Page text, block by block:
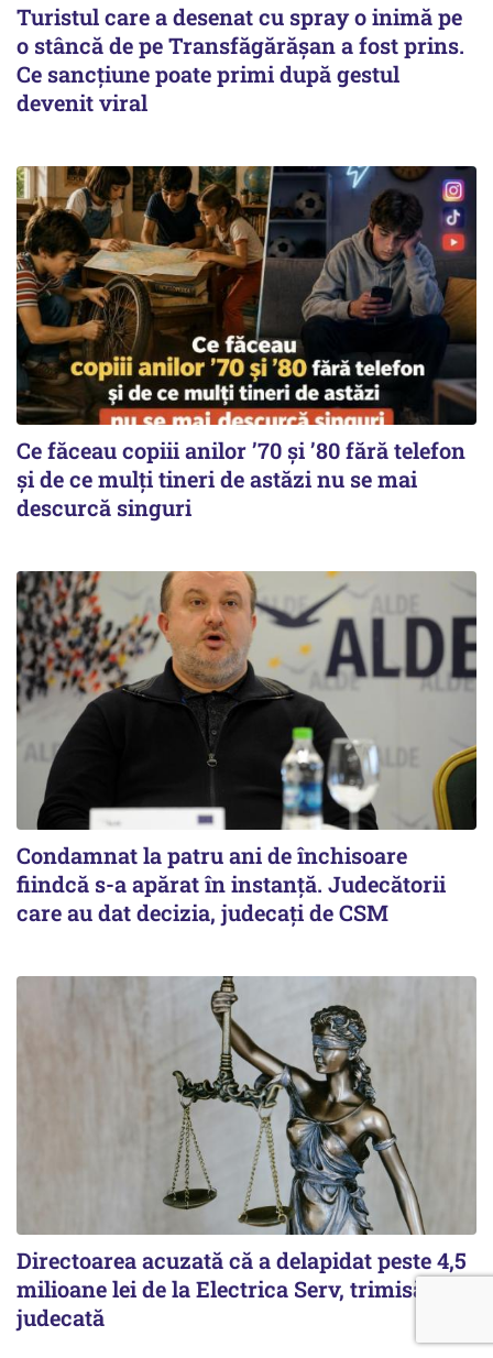
Turistul care a desenat cu spray o inimă pe
o stâncă de pe Transfăgărășan a fost prins.
Ce sancțiune poate primi după gestul
devenit viral
Ce făceau copiii anilor ’70 și ’80 fără telefon
și de ce mulți tineri de astăzi nu se mai
descurcă singuri
Condamnat la patru ani de închisoare
fiindcă s-a apărat în instanță. Judecătorii
care au dat decizia, judecați de CSM
Directoarea acuzată că a delapidat peste 4,5
milioane lei de la Electrica Serv, trimisă în
judecată